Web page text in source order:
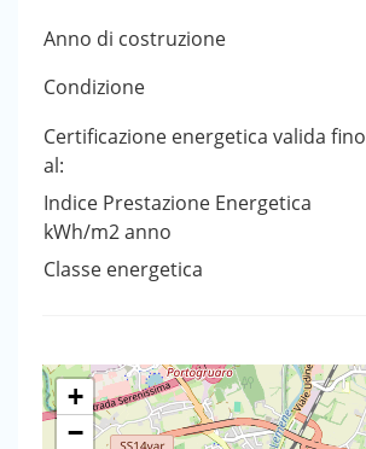
Anno di costruzione
Condizione
Certificazione energetica valida fino
al:
Indice Prestazione Energetica
kWh/m2 anno
Classe energetica
+
−